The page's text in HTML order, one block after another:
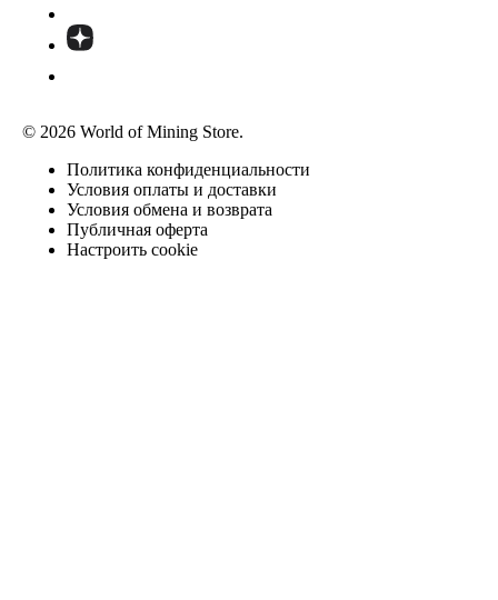
© 2026 World of Mining Store.
Политика конфиденциальности
Условия оплаты и доставки
Условия обмена и возврата
Публичная оферта
Настроить cookie